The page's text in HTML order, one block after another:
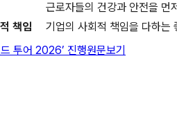
근로자들의 건강과 안전을 먼
책임
기업의 사회적 책임을 다하는
투어 2026’ 진행원문보기